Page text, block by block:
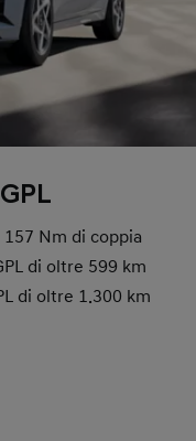
Nm di coppia
di oltre 599 km
di oltre 1.300 km